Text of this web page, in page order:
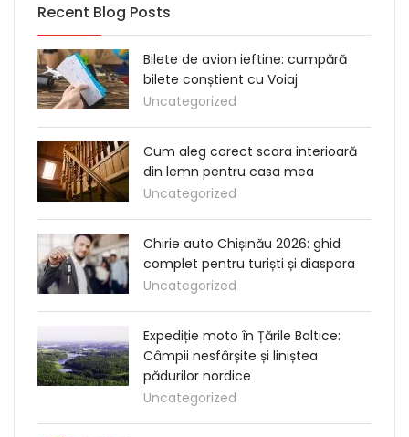
Recent Blog Posts
Bilete de avion ieftine: cumpără
bilete conștient cu Voiaj
Uncategorized
Cum aleg corect scara interioară
din lemn pentru casa mea
Uncategorized
Chirie auto Chișinău 2026: ghid
complet pentru turiști și diaspora
Uncategorized
Expediție moto în Țările Baltice:
Câmpii nesfârșite și liniștea
pădurilor nordice
Uncategorized